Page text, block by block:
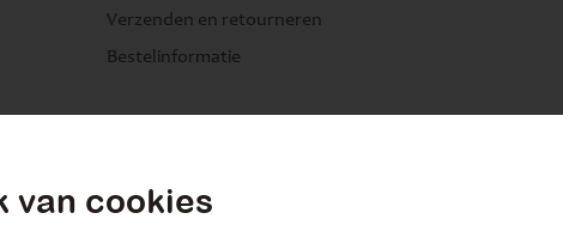
Verzenden en retourneren
Bestelinformatie
van cookies